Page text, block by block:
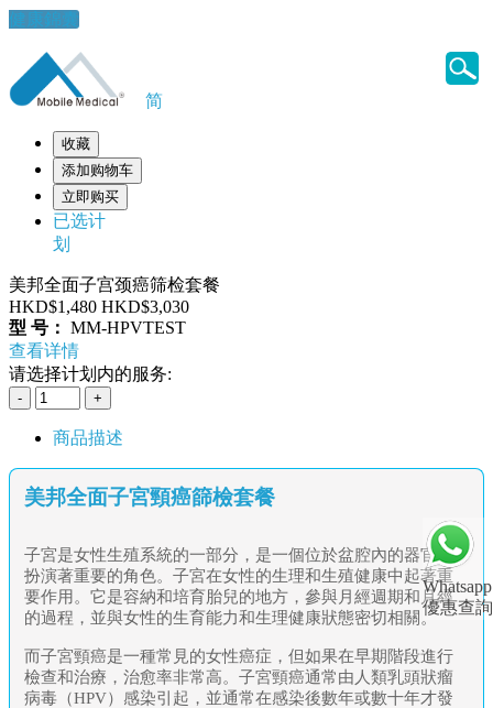
健康錦囊
Whatsapp
優惠查詢
简
收藏
添加购物车
立即购买
已选计
划
美邦全面子宫颈癌筛检套餐
HKD$1,480 HKD$3,030
型 号： MM-HPVTEST
查看详情
请选择计划内的服务:
商品描述
美邦全面子宮頸癌篩檢套餐
子宮是女性生殖系統的一部分，是一個位於盆腔內的器官，
扮演著重要的角色。子宮在女性的生理和生殖健康中起著重
要作用。它是容納和培育胎兒的地方，參與月經週期和月經
的過程，並與女性的生育能力和生理健康狀態密切相關。
而子宮頸癌是一種常見的女性癌症，但如果在早期階段進行
檢查和治療，治愈率非常高。子宮頸癌通常由人類乳頭狀瘤
病毒（HPV）感染引起，並通常在感染後數年或數十年才發